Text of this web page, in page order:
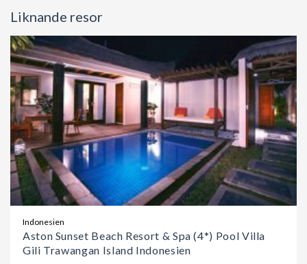
Liknande resor
Indonesien
Aston Sunset Beach Resort & Spa (4*) Pool Villa
Gili Trawangan Island Indonesien